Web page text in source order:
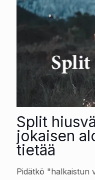
Split
jokaisen
tietää
Pidätkö "halkaistun